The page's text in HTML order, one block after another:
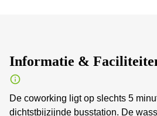
Informatie &
De coworking ligt op slechts 5
dichtstbijzijnde busstation. De